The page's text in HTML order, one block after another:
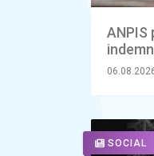
ANPIS
SOCIAL